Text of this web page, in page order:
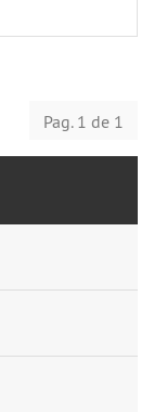
Pag. 1 de 1